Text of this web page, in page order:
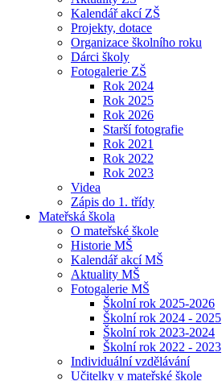
Kalendář akcí ZŠ
Projekty, dotace
Organizace školního roku
Dárci školy
Fotogalerie ZŠ
Rok 2024
Rok 2025
Rok 2026
Starší fotografie
Rok 2021
Rok 2022
Rok 2023
Videa
Zápis do 1. třídy
Mateřská škola
O mateřské škole
Historie MŠ
Kalendář akcí MŠ
Aktuality MŠ
Fotogalerie MŠ
Školní rok 2025-2026
Školní rok 2024 - 2025
Školní rok 2023-2024
Školní rok 2022 - 2023
Individuální vzdělávání
Učitelky v mateřské škole